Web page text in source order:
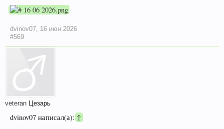
dvinov07 16 июн 2026
#569
veteran Цезарь
dvinov07 написал(а):↑